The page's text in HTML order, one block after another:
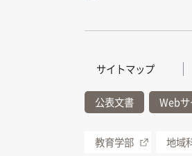
サイトマップ
公表文書 Web
教育学部 地域